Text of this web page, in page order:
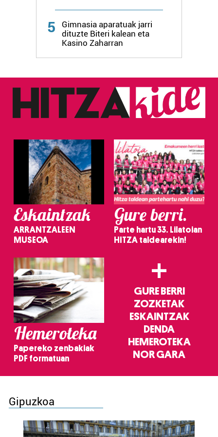
Webgune honek cookie propioak eta hirugarrenen cookie-
fitxategiak erabiltzen ditu. Zure esperientzia eta
zerbitzuak hobetzeko asmoz, cookie teknologiaz
baliatzen gara. Ohar hau onartuz gero, teknologia hori
erabiltzeko baimen esplizitua ematen diguzu.Gehiago
5
Gimnasia aparatuak jarri
dituzte Biteri kalean eta
Kasino Zaharran
Eskaintzak
ARRANTZALEEN
MUSEOA
Gure berri.
Parte hartu 33. Lilatoian
HITZA taldearekin!
Hemeroteka
Papereko zenbakiak
PDF formatuan
+
GURE BERRI
ZOZKETAK
ESKAINTZAK
DENDA
HEMEROTEKA
NOR GARA
Gipuzkoa